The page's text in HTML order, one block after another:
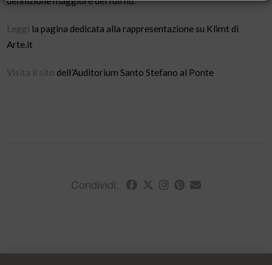
Leggi la pagina dedicata alla rappresentazione su Klimt di
Arte.it
Visita il sito dell’Auditorium Santo Stefano al Ponte
Condividi: